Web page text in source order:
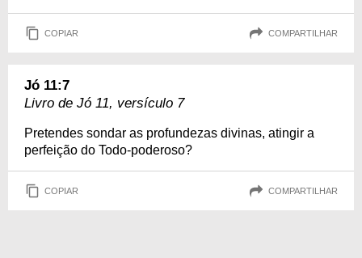
COPIAR COMPARTILHAR
Jó 11:7
Livro de Jó 11, versículo 7
Pretendes sondar as profundezas divinas, atingir a
perfeição do Todo-poderoso?
COPIAR COMPARTILHAR